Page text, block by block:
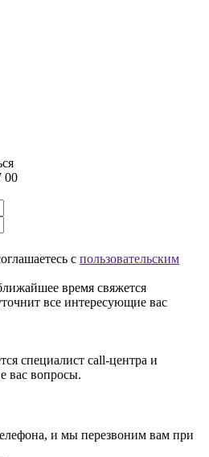
00
с пользовательским
время свяжется
все интересующие вас
специалист call-центра и
вас вопросы.
и мы перезвоним вам при